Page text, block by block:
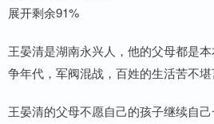
展开剩余91%
王晏清是湖南永兴人，他的父母都是
争年代，军阀混战，百姓的生活苦不堪
王晏清的父母不愿自己的孩子继续自